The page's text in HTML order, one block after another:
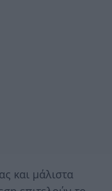
και μάλιστα